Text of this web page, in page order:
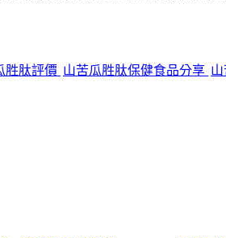
胜肽評價 山苦瓜胜肽保健食品分享